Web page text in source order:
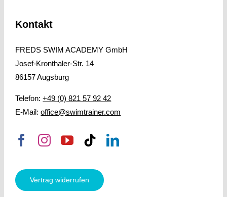
Kontakt
FREDS SWIM ACADEMY GmbH
Josef-Kronthaler-Str. 14
86157 Augsburg
Telefon:+49 (0) 821 57 92 42
E-Mail:office@swimtrainer.com
Vertrag widerrufen